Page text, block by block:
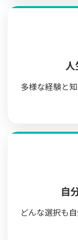
人
多様な経験と
自
どんな選択も